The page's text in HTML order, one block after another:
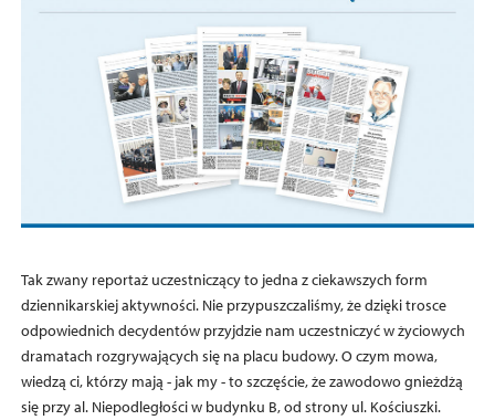
Tak zwany reportaż uczestniczący to jedna z ciekawszych form
dziennikarskiej aktywności. Nie przypuszczaliśmy, że dzięki trosce
odpowiednich decydentów przyjdzie nam uczestniczyć w życiowych
dramatach rozgrywających się na placu budowy. O czym mowa,
wiedzą ci, którzy mają - jak my - to szczęście, że zawodowo gnieżdżą
się przy al. Niepodległości w budynku B, od strony ul. Kościuszki.